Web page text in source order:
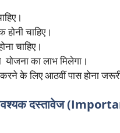
चाहिए।
चाहिए।
का लाभ मिलेगा।
के लिए आठवीं पास होना
दस्तावेज